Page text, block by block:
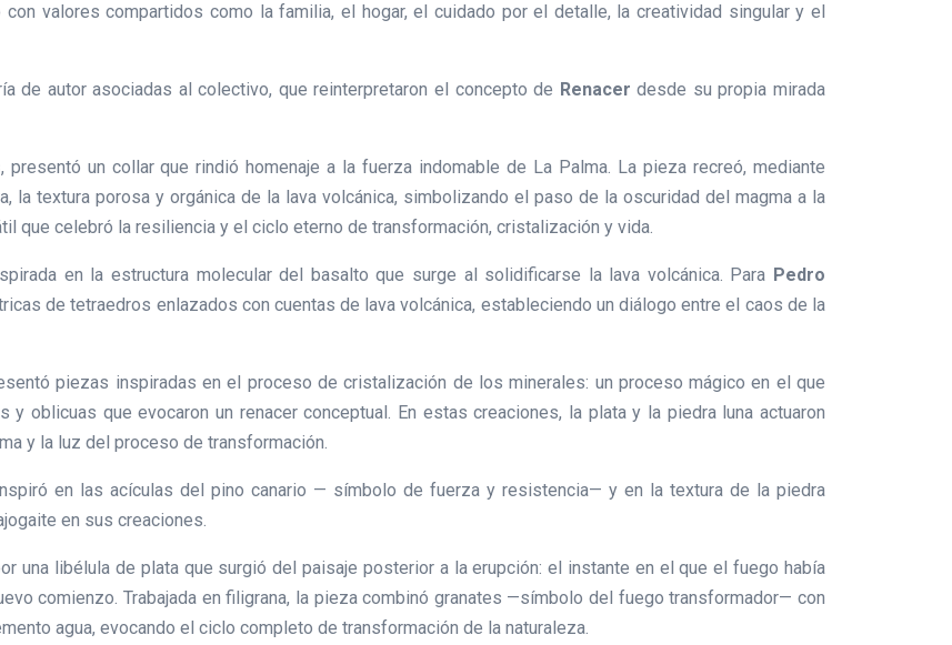
valores compartidos como la familia, el hogar, el cuidado por el detalle, la creatividad singular y el
de autor asociadas al colectivo, que reinterpretaron el concepto de Renacer desde su propia mirada
, presentó un collar que rindió homenaje a la fuerza indomable de La Palma. La pieza recreó, mediante
la textura porosa y orgánica de la lava volcánica, simbolizando el paso de la oscuridad del magma a la
que celebró la resiliencia y el ciclo eterno de transformación, cristalización y vida.
en la estructura molecular del basalto que surge al solidificarse la lava volcánica. Para Pedro
de tetraedros enlazados con cuentas de lava volcánica, estableciendo un diálogo entre el caos de la
piezas inspiradas en el proceso de cristalización de los minerales: un proceso mágico en el que
oblicuas que evocaron un renacer conceptual. En estas creaciones, la plata y la piedra luna actuaron
y la luz del proceso de transformación.
en las acículas del pino canario — símbolo de fuerza y resistencia— y en la textura de la piedra
en sus creaciones.
una libélula de plata que surgió del paisaje posterior a la erupción: el instante en el que el fuego había
comienzo. Trabajada en filigrana, la pieza combinó granates —símbolo del fuego transformador— con
agua, evocando el ciclo completo de transformación de la naturaleza.